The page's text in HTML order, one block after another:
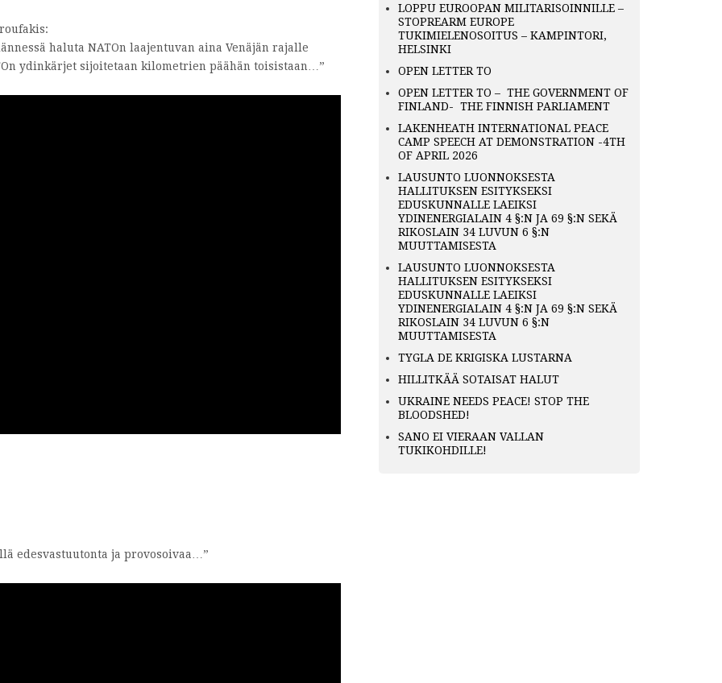
haluta NATOn laajentuvan aina Venäjän rajalle
ydinkärjet sijoitetaan kilometrien päähän toisistaan…”
edesvastuutonta ja provosoivaa…”
LOPPU EUROOPAN MILITARISOINNILLE –
STOPREARM EUROPE
TUKIMIELENOSOITUS – KAMPINTORI,
HELSINKI
OPEN LETTER TO
OPEN LETTER TO – THE GOVERNMENT OF
FINLAND- THE FINNISH PARLIAMENT
LAKENHEATH INTERNATIONAL PEACE
CAMP SPEECH AT DEMONSTRATION -4TH
OF APRIL 2026
LAUSUNTO LUONNOKSESTA
HALLITUKSEN ESITYKSEKSI
EDUSKUNNALLE LAEIKSI
YDINENERGIALAIN 4 §:N JA 69 §:N SEKÄ
RIKOSLAIN 34 LUVUN 6 §:N
MUUTTAMISESTA
LAUSUNTO LUONNOKSESTA
HALLITUKSEN ESITYKSEKSI
EDUSKUNNALLE LAEIKSI
YDINENERGIALAIN 4 §:N JA 69 §:N SEKÄ
RIKOSLAIN 34 LUVUN 6 §:N
MUUTTAMISESTA
TYGLA DE KRIGISKA LUSTARNA
HILLITKÄÄ SOTAISAT HALUT
UKRAINE NEEDS PEACE! STOP THE
BLOODSHED!
SANO EI VIERAAN VALLAN
TUKIKOHDILLE!